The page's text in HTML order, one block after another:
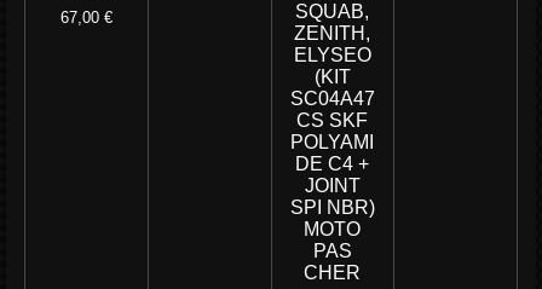
67,00 €
SQUAB,
ZENITH,
ELYSEO
(KIT
SC04A47
CS SKF
POLYAMI
DE C4 +
JOINT
SPI NBR)
MOTO
PAS
CHER